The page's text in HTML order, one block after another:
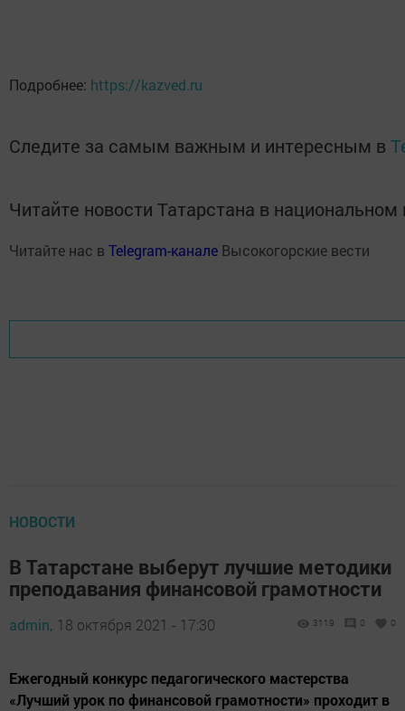
Подробнее: https://kazved.ru
Следите за самым важным и интересным в
Читайте новости Татарстана в
Читайте нас в Telegram-канале Высокогорские вести
НОВОСТИ
В Татарстане выберут лучшие методики
преподавания финансовой грамотности
admin, 18 октября 2021 - 17:30 3119 0 0
Ежегодный конкурс педагогического мастерства
«Лучший урок по финансовой грамотности» проходит в